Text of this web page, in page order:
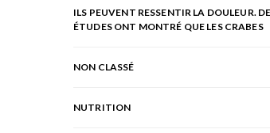
ILS PEUVENT RESSENTIR LA DOULEUR.
ÉTUDES ONT MONTRÉ QUE LES CRABES
NON CLASSÉ
NUTRITION